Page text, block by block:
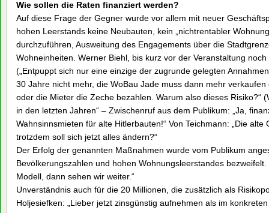
Wie sollen die Raten finanziert werden?
Auf diese Frage der Gegner wurde vor allem mit neuer
hohen Leerstands keine Neubauten, kein „nichtrentabler
durchzuführen, Ausweitung des Engagements über die
Wohneinheiten. Werner Biehl, bis kurz vor der Veranstaltung
(„Entpuppt sich nur eine einzige der zugrunde gelegten
30 Jahre nicht mehr, die WoBau Jade muss dann mehr
oder die Mieter die Zeche bezahlen. Warum also dieses Risiko?“
in den letzten Jahren“ – Zwischenruf aus dem Publikum: „Ja,
Wahnsinnsmieten für alte Hitlerbauten!“ Von Teichmann: „Die
trotzdem soll sich jetzt alles ändern?“
Der Erfolg der genannten Maßnahmen wurde vom Publikum
Bevölkerungszahlen und hohen Wohnungsleerstandes
Modell, dann sehen wir weiter.“
Unverständnis auch für die 20 Millionen, die zusätzlich als
Holjesiefken: „Lieber jetzt zinsgünstig aufnehmen als im